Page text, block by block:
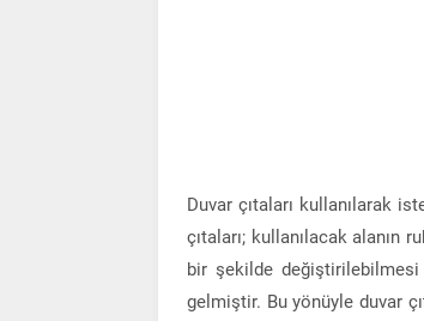
Duvar çıtaları kullanılarak
çıtaları; kullanılacak alanın
bir şekilde
gelmiştir. Bu yönüyle duvar